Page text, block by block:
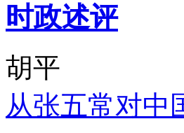
时政述评
胡平
从张五常对中